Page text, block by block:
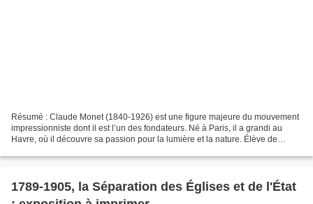
Résumé : Claude Monet (1840-1926) est une figure majeure du mouvement
impressionniste dont il est l’un des fondateurs. Né à Paris, il a grandi au
Havre, où il découvre sa passion pour la lumière et la nature. Élève de
1789-1905, la Séparation des Églises et de l'État